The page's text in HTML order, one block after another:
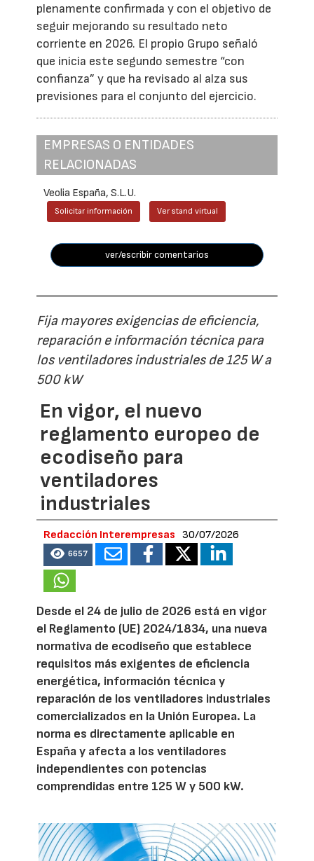
plenamente confirmada y con el objetivo de
seguir mejorando su resultado neto
corriente en 2026. El propio Grupo señaló
que inicia este segundo semestre “con
confianza” y que ha revisado al alza sus
previsiones para el conjunto del ejercicio.
EMPRESAS O ENTIDADES
RELACIONADAS
Veolia España, S.L.U.
Solicitar información Ver stand virtual
ver/escribir comentarios
Fija mayores exigencias de eficiencia,
reparación e información técnica para
los ventiladores industriales de 125 W a
500 kW
En vigor, el nuevo
reglamento europeo de
ecodiseño para
ventiladores
industriales
Redacción Interempresas 30/07/2026
6657
Desde el 24 de julio de 2026 está en vigor
el Reglamento (UE) 2024/1834, una nueva
normativa de ecodiseño que establece
requisitos más exigentes de eficiencia
energética, información técnica y
reparación de los ventiladores industriales
comercializados en la Unión Europea. La
norma es directamente aplicable en
España y afecta a los ventiladores
independientes con potencias
comprendidas entre 125 W y 500 kW.